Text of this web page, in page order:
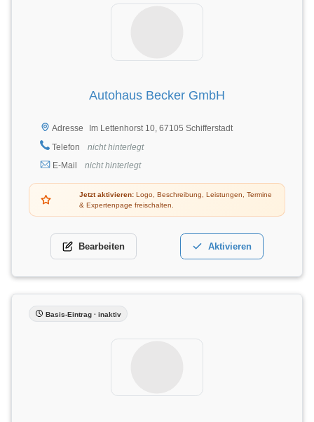
Autohaus Becker GmbH
Adresse
Im Lettenhorst 10, 67105 Schifferstadt
Telefon
nicht hinterlegt
E-Mail
nicht hinterlegt
Jetzt aktivieren: Logo, Beschreibung, Leistungen, Termine
& Expertenpage freischalten.
Bearbeiten Aktivieren
Basis-Eintrag · inaktiv